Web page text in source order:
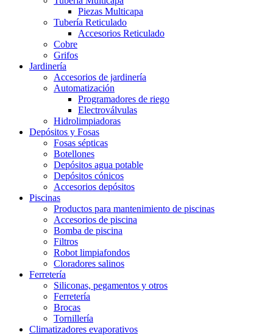
Piezas Multicapa
Tubería Reticulado
Accesorios Reticulado
Cobre
Grifos
Jardinería
Accesorios de jardinería
Automatización
Programadores de riego
Electroválvulas
Hidrolimpiadoras
Depósitos y Fosas
Fosas sépticas
Botellones
Depósitos agua potable
Depósitos cónicos
Accesorios depósitos
Piscinas
Productos para mantenimiento de piscinas
Accesorios de piscina
Bomba de piscina
Filtros
Robot limpiafondos
Cloradores salinos
Ferretería
Siliconas, pegamentos y otros
Ferretería
Brocas
Tornillería
Climatizadores evaporativos